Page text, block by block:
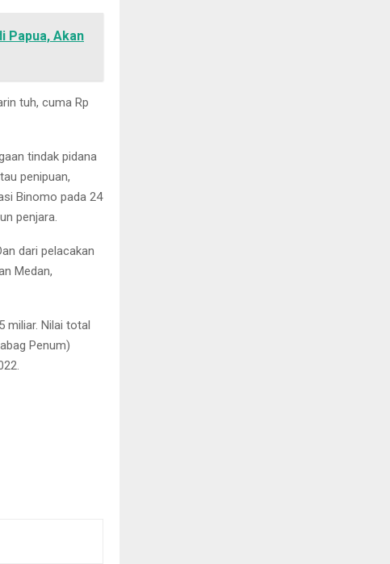
Papua, Akan
tuh, cuma Rp
tindak pidana
penipuan,
Binomo pada 24
penjara.
dari pelacakan
Medan,
miliar. Nilai total
Penum)